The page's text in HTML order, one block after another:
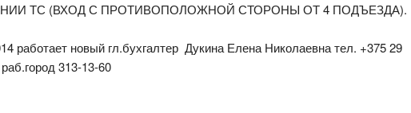
ТС (ВХОД С ПРОТИВОПОЛОЖНОЙ СТОРОНЫ ОТ 4 ПОДЪЕЗДА).
работает новый гл.бухгалтер Дукина Елена Николаевна тел. +375 29
313-13-60